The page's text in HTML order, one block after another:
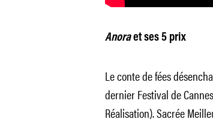
Anoraet ses 5 prix
Le conte de fées
dernier Festival de
Réalisation). Sacrée